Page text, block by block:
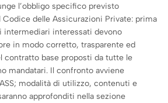
l’obbligo specifico previsto
Codice delle Assicurazioni Private: prima
intermediari interessati devono
in modo corretto, trasparente ed
contratto base proposti da tutte le
mandatari. Il confronto avviene
modalità di utilizzo, contenuti e
approfonditi nella sezione